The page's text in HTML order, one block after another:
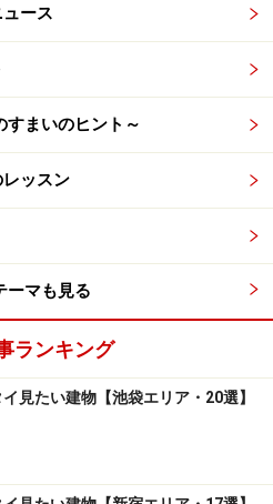
ース
すまいのヒント～
ッスン
ーマも見る
ランキング
見たい建物【池袋エリア・20選】